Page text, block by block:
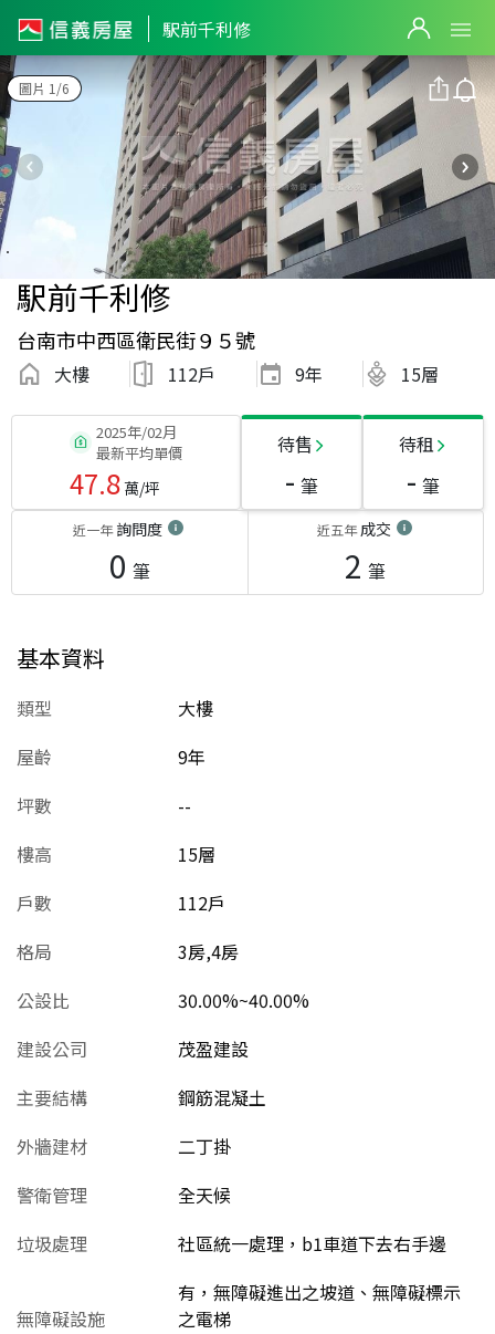
駅前千利修
圖片 1/6
駅前千利修
台南市中西區衛民街９５號
大樓 112戶 9年 15層
2025年/02月
最新平均單價
47.8萬/坪
待售
- 筆
待租
- 筆
近一年詢問度
0 筆
近五年成交
2 筆
基本資料
類型
大樓
屋齡
9年
坪數
--
樓高
15層
戶數
112戶
格局
3房,4房
公設比
30.00%~40.00%
建設公司
茂盈建設
主要結構
鋼筋混凝土
外牆建材
二丁掛
警衛管理
全天候
垃圾處理
社區統一處理，b1車道下去右手邊
無障礙設施
有，無障礙進出之坡道、無障礙標示
之電梯